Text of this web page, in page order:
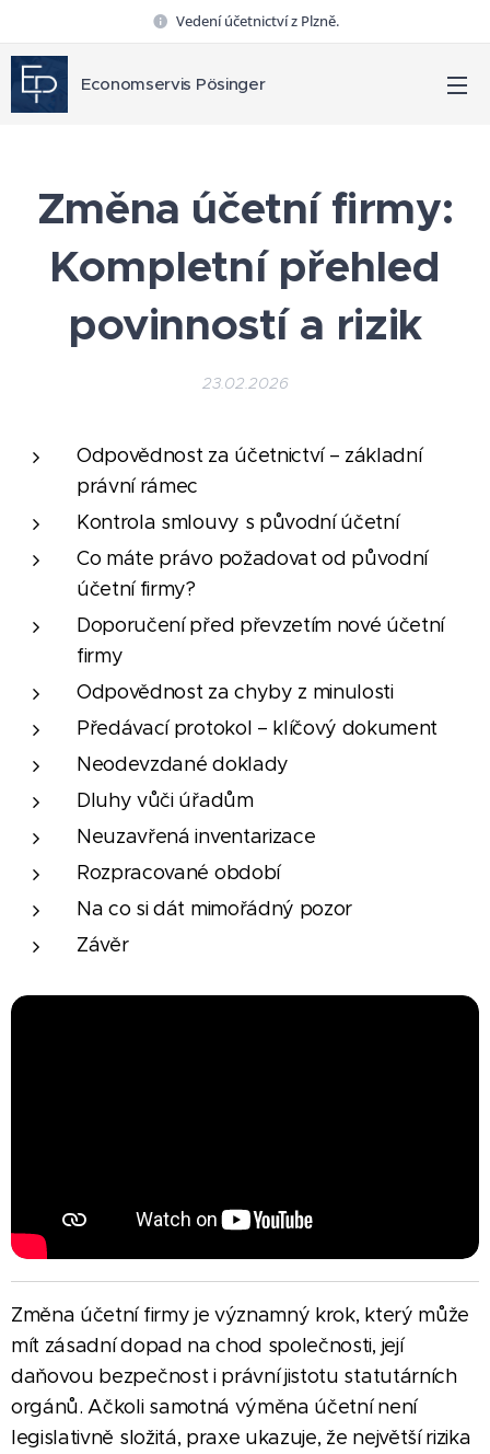
Vedení účetnictví z Plzně.
Economservis Pösinger
Změna účetní firmy:
Kompletní přehled
povinností a rizik
23.02.2026
Odpovědnost za účetnictví – základní
právní rámec
Kontrola smlouvy s původní účetní
Co máte právo požadovat od původní
účetní firmy?
Doporučení před převzetím nové účetní
firmy
Odpovědnost za chyby z minulosti
Předávací protokol – klíčový dokument
Neodevzdané doklady
Dluhy vůči úřadům
Neuzavřená inventarizace
Rozpracované období
Na co si dát mimořádný pozor
Závěr
Změna účetní firmy je významný krok, který může
mít zásadní dopad na chod společnosti, její
daňovou bezpečnost i právní jistotu statutárních
orgánů. Ačkoli samotná výměna účetní není
legislativně složitá, praxe ukazuje, že největší rizika